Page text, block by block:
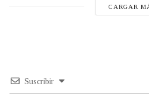
CARGAR
Suscribir